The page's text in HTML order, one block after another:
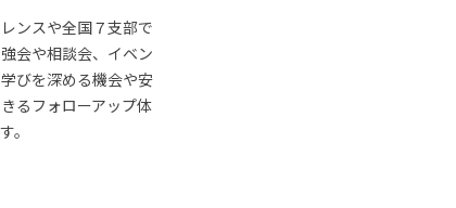
ンスや全国７支部で
会や相談会、イベン
びを深める機会や安
るフォローアップ体
。